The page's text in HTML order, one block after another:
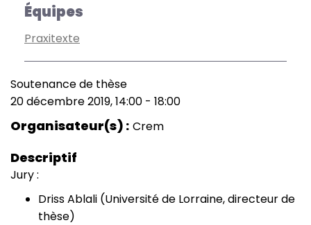
Équipes
Praxitexte
Type
de
manifestation
Soutenance de thèse
Date
(smart)
20 décembre 2019, 14:00 - 18:00
Organisateur(s) Crem
Descriptif
Jury :
Driss Ablali (Université de Lorraine, directeur de
thèse)